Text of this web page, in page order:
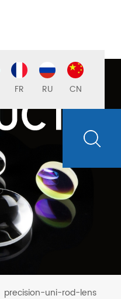
FR RU CN
precision-uni-rod-lens